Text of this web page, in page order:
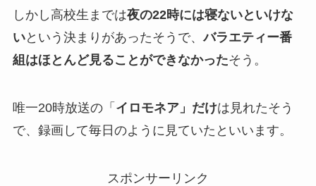
しかし高校生までは夜の22時には寝ないといけな
いという決まりがあったそうで、バラエティー番
組はほとんど見ることができなかったそう。
唯一20時放送の「 イロモネア」だけは見れたそう
で、録画して毎日のように見ていたといいます。
スポンサーリンク